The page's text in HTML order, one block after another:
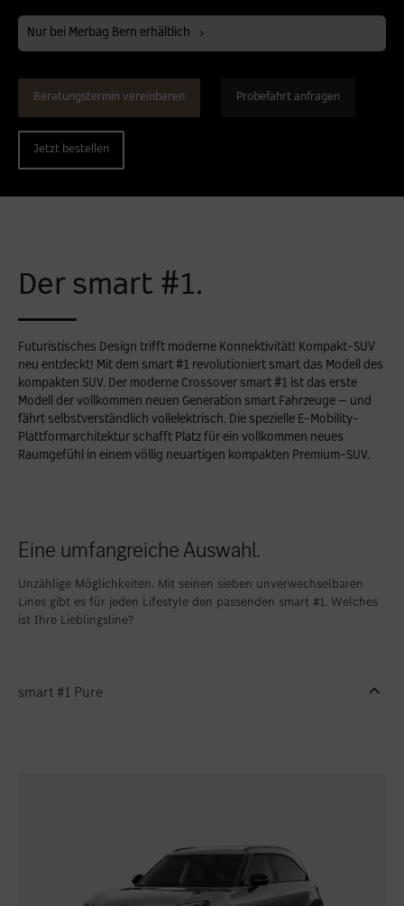
Standort favorisieren
Bern
Standort favorisieren
Biel
Standort favorisieren
Standort favorisieren
Granges-Paccot
Standort favorisieren
Lugano-Pazzallo
Standort favorisieren
Stäfa
Standort favorisieren
Thun
Standort favorisieren
Vezia
Standort favorisieren
Winterthur
Standort favorisieren
Zollikon
Standort favorisieren
Zürich-Nord
Nur bei Merbag Bern erhältlich
Beratungstermin vereinbaren Probefahrt anfragen
Jetzt bestellen
Der smart #1.
Futuristisches Design trifft moderne Konnektivität! Kompakt-SUV
neu entdeckt! Mit dem smart #1 revolutioniert smart das Modell des
kompakten SUV. Der moderne Crossover smart #1 ist das erste
Modell der vollkommen neuen Generation smart Fahrzeuge – und
fährt selbstverständlich vollelektrisch. Die spezielle E-Mobility-
Plattformarchitektur schafft Platz für ein vollkommen neues
Raumgefühl in einem völlig neuartigen kompakten Premium-SUV.
Eine umfangreiche Auswahl.
Unzählige Möglichkeiten. Mit seinen sieben unverwechselbaren
Lines gibt es für jeden Lifestyle den passenden smart #1. Welches
ist Ihre Lieblingsline?
smart #1 Pure